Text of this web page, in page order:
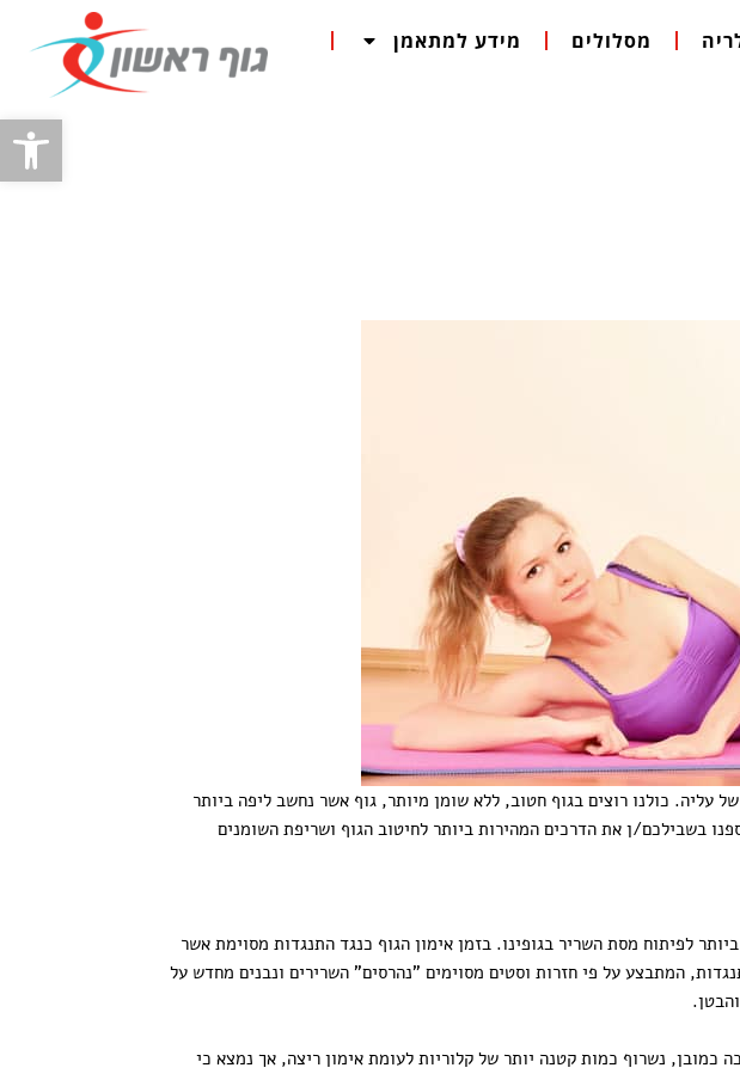
מסלולים מידע למתאמן
כולנו רוצים בגוף חטוב, ללא שומן מיותר, גוף אשר נחשב ליפה ביותר
בשבילכם/ן את הדרכים המהירות ביותר לחיטוב הגוף ושריפת השומנים
לפיתוח מסת השריר בגופינו. בזמן אימון הגוף כנגד התנגדות מסוימת אשר
המתבצע על פי חזרות וסטים מסוימים "נהרסים" השרירים ונבנים מחדש על
כמובן, נשרוף כמות קטנה יותר של קלוריות לעומת אימון ריצה, אך נמצא כי